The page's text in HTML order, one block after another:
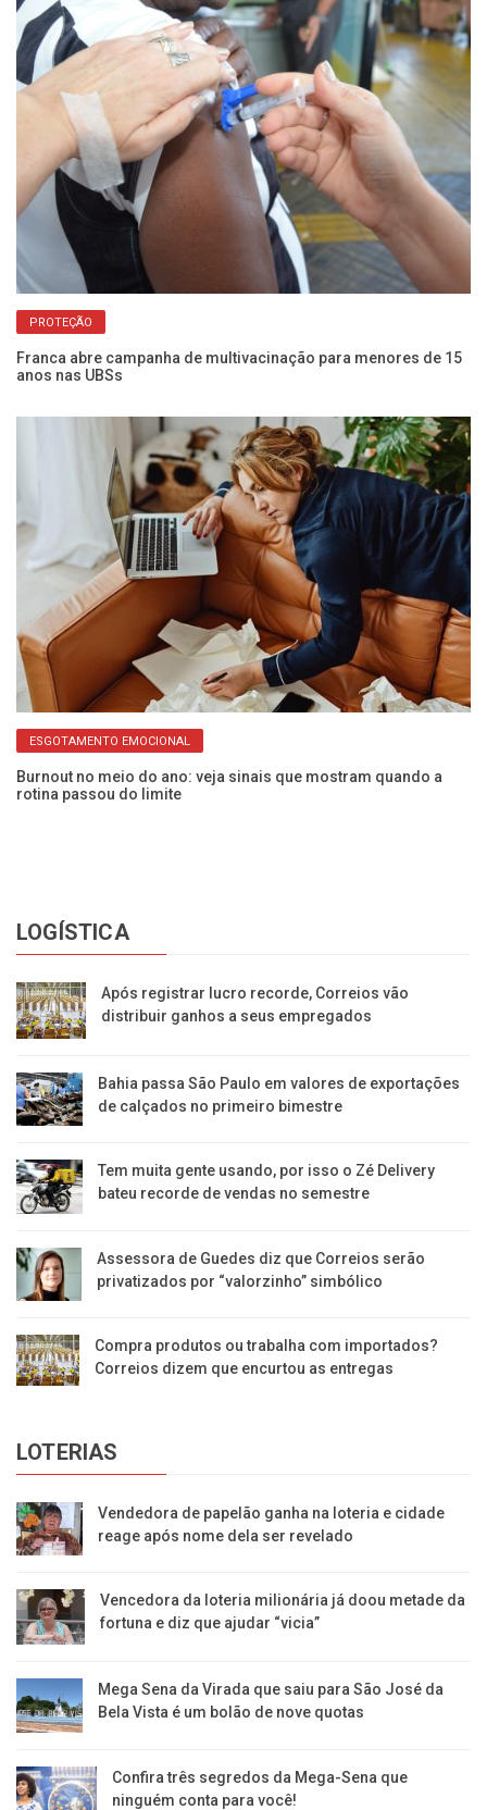
PROTEÇÃO
Franca abre campanha de multivacinação para menores de 15
anos nas UBSs
ESGOTAMENTO EMOCIONAL
Burnout no meio do ano: veja sinais que mostram quando a
rotina passou do limite
LOGÍSTICA
Após registrar lucro recorde, Correios vão
distribuir ganhos a seus empregados
Bahia passa São Paulo em valores de exportações
de calçados no primeiro bimestre
Tem muita gente usando, por isso o Zé Delivery
bateu recorde de vendas no semestre
Assessora de Guedes diz que Correios serão
privatizados por “valorzinho” simbólico
Compra produtos ou trabalha com importados?
Correios dizem que encurtou as entregas
LOTERIAS
Vendedora de papelão ganha na loteria e cidade
reage após nome dela ser revelado
Vencedora da loteria milionária já doou metade da
fortuna e diz que ajudar “vicia”
Mega Sena da Virada que saiu para São José da
Bela Vista é um bolão de nove quotas
Confira três segredos da Mega-Sena que
ninguém conta para você!